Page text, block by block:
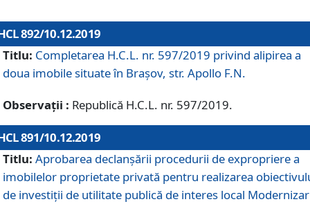
892/10.12.2019
Titlu: Completarea H.C.L. nr. 597/2019 privind alipirea a
doua imobile situate în Brașov, str. Apollo F.N.
Observații : Republică H.C.L. nr. 597/2019.
891/10.12.2019
Titlu: Aprobarea declanșării procedurii de expropriere a
imobilelor proprietate privată pentru realizarea
de investiții de utilitate publică de interes local